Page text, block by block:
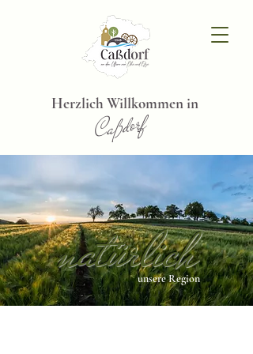
Herzlich Willkommen in
Caßdorf
unsere Region
natürlich